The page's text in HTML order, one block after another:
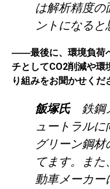
は解析精度の
ントになると
――最後に、環境負荷
チとしてCO2削減や環
り組みをお聞かせくだ
飯塚氏鉄鋼
ュートラル
グリーン鋼
てます。ま
動車メーカー